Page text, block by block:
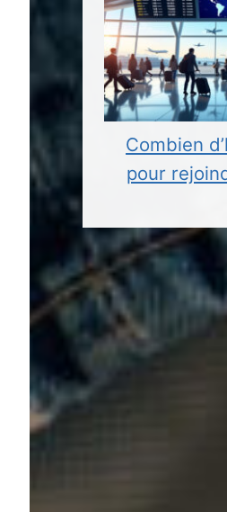
Combien
pour